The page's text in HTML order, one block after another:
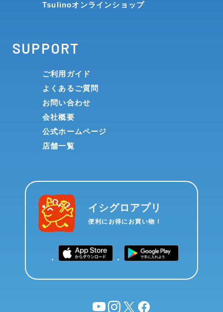
Tsulinoオンラインショップ
SUPPORT
ご利用ガイド
よくあるご質問
お問い合わせ
会社概要
公式ホームページ
店舗一覧
イシグロアプリ
便利にお得にお買い物！
YouTubeinstagram
X facebook